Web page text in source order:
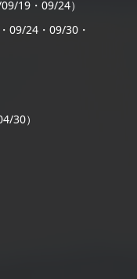
19・09/24）
09/24・09/30・
30）